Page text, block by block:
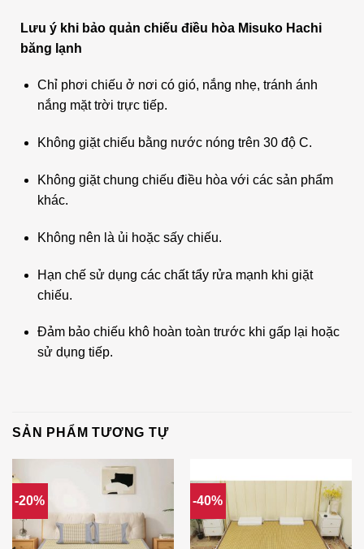
Lưu ý khi bảo quản chiếu điều hòa Misuko Hachi
băng lạnh
Chỉ phơi chiếu ở nơi có gió, nắng nhẹ, tránh ánh
nắng mặt trời trực tiếp.
Không giặt chiếu bằng nước nóng trên 30 độ C.
Không giặt chung chiếu điều hòa với các sản phẩm
khác.
Không nên là ủi hoặc sấy chiếu.
Hạn chế sử dụng các chất tẩy rửa mạnh khi giặt
chiếu.
Đảm bảo chiếu khô hoàn toàn trước khi gấp lại hoặc
sử dụng tiếp.
SẢN PHẨM TƯƠNG TỰ
-20% -40%